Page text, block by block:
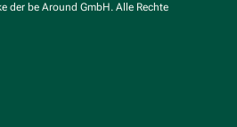
der be Around GmbH. Alle Rechte